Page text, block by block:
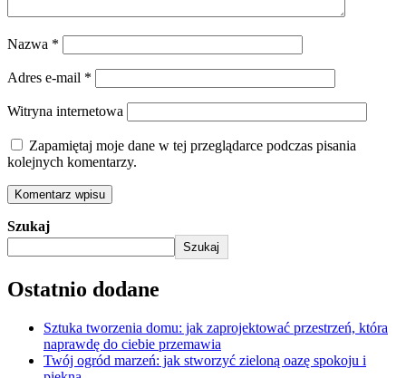
Nazwa *
Adres e-mail *
Witryna internetowa
Zapamiętaj moje dane w tej przeglądarce podczas pisania
kolejnych komentarzy.
Szukaj
Szukaj
Ostatnio dodane
Sztuka tworzenia domu: jak zaprojektować przestrzeń, która
naprawdę do ciebie przemawia
Twój ogród marzeń: jak stworzyć zieloną oazę spokoju i